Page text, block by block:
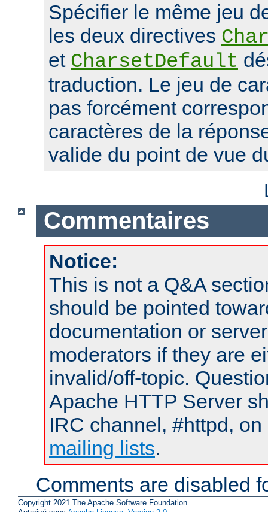
Spécifier le même jeu
les deux directives
et CharsetDefault
traduction. Le jeu de
pas forcément
caractères de la
valide du point de vue
Commentaires
Notice:
This is not a Q&A
should be pointed
documentation or
moderators if they are
invalid/off-topic.
Apache HTTP Server
IRC channel, #httpd,
mailing lists.
Comments are disabled
Copyright 2021 The Apache Software Foundation.